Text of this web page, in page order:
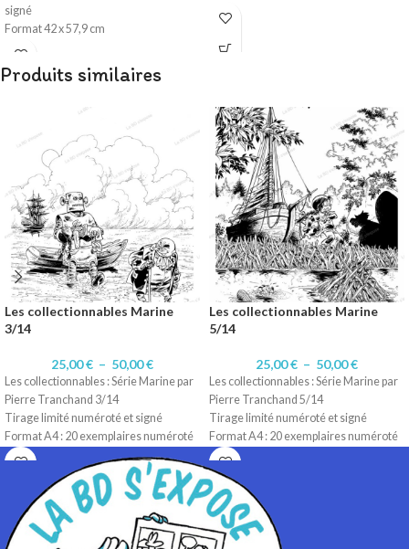
signé
Format 42 x 57,9 cm
Technique dessin numérique
Impression sur papier 200 gr
Technique dessin numérique
Impression sur papier 200 gr
Produits similaires
Les collectionnables Marine
3/14
25,00€ – 50,00€
Les collectionnables : Série Marine par
Pierre Tranchand 3/14
Tirage limité numéroté et signé
Format A4 : 20 exemplaires numéroté
1 à 20/20.
Format A3 : 10 exemplaires numérotés
1 à 10/10
Technique d'origine: Encre de Chine
Impression sur papier 200 gr Satiné
Les collectionnables Marine
5/14
25,00€ – 50,00€
Les collectionnables : Série Marine par
Pierre Tranchand 5/14
Tirage limité numéroté et signé
Format A4 : 20 exemplaires numéroté
1 à 20/20.
Format A3 : 10 exemplaires numérotés
1 à 10/10
Technique d'origine: Encre de Chine
Impression sur papier 200 gr Satiné